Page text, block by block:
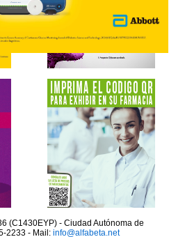
(C1430EYP) - Ciudad Autónoma de
2233 - Mail: info@alfabeta.net